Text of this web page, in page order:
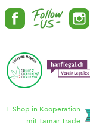
E-Shop in Kooperation
mit Tamar Trade